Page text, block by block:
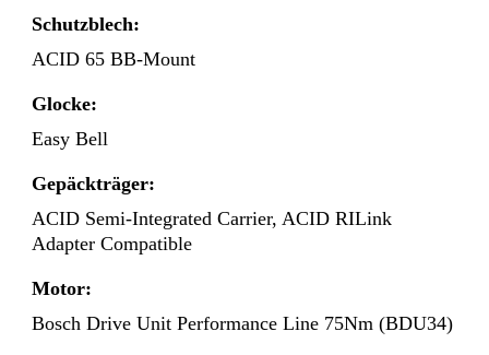
Schutzblech:
ACID 65 BB-Mount
Glocke:
Easy Bell
Gepäckträger:
ACID Semi-Integrated Carrier, ACID RILink
Adapter Compatible
Motor:
Bosch Drive Unit Performance Line 75Nm (BDU34)